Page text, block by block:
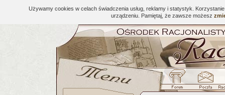
Używamy cookies w celach świadczenia usług, reklamy i statystyk.
urządzeniu. Pamiętaj, że zawsze możesz